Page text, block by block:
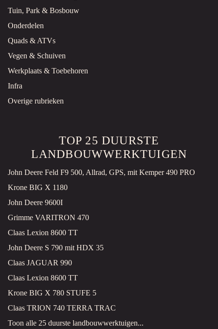
Tuin, Park & Bosbouw
Onderdelen
Quads & ATVs
Vegen & Schuiven
Werkplaats & Toebehoren
Infra
Overige rubrieken
TOP 25 DUURSTE
LANDBOUWWERKTUIGEN
John Deere Feld F9 500, Allrad, GPS, mit Kemper 490 PRO
Krone BIG X 1180
John Deere 9600I
Grimme VARITRON 470
Claas Lexion 8600 TT
John Deere S 790 mit HDX 35
Claas JAGUAR 990
Claas Lexion 8600 TT
Krone BIG X 780 STUFE 5
Claas TRION 740 TERRA TRAC
Toon alle 25 duurste landbouwwerktuigen...